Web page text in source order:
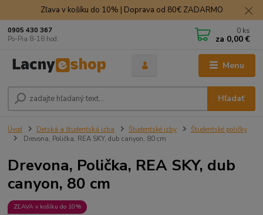
Zľava v košíku do 10% | Doprava od 80€ ZADARMO
Menu
Hľadať
0905 430 367
Po-Pia 8-18 hod.
0 ks
za 0,00 €
Úvod Detská a študentská izba Študentské izby
Študentské poličky
Drevona, Polička, REA SKY, dub canyon, 80 cm
Drevona, Polička, REA SKY, dub
canyon, 80 cm
ZĽAVA v košíku do 10%